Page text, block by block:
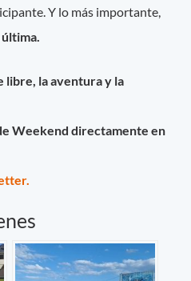
Y lo más importante,
libre, la aventura y la
Weekend directamente en